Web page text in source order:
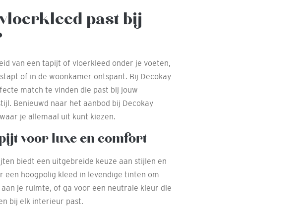
past bij
van een tapijt of vloerkleed onder je voeten,
of in de woonkamer ontspant. Bij Decokay
match te vinden die past bij jouw
Benieuwd naar het aanbod bij Decokay
je allemaal uit kunt kiezen.
voor luxe en comfort
biedt een uitgebreide keuze aan stijlen en
een hoogpolig kleed in levendige tinten om
je ruimte, of ga voor een neutrale kleur die
bij elk interieur past.